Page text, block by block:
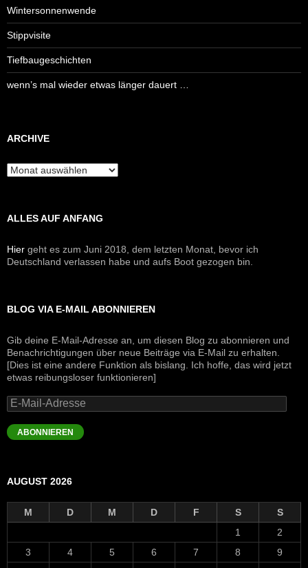
Wintersonnenwende
Stippvisite
Tiefbaugeschichten
wenn’s mal wieder etwas länger dauert …
ARCHIVE
Archive
ALLES AUF ANFANG
Hier geht es zum Juni 2018, dem letzten Monat, bevor ich
Deutschland verlassen habe und aufs Boot gezogen bin.
BLOG VIA E-MAIL ABONNIEREN
Gib deine E-Mail-Adresse an, um diesen Blog zu abonnieren und
Benachrichtigungen über neue Beiträge via E-Mail zu erhalten.
[Dies ist eine andere Funktion als bislang. Ich hoffe, das wird jetzt
etwas reibungsloser funktionieren]
E-
Mail-
Adresse
ABONNIEREN
AUGUST 2026
M D M D F S
S
1
2
3
4 5 6 7 8
9